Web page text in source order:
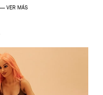
más relevantes […]
— VER MÁS